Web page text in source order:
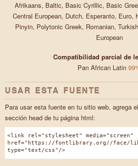
Afrikaans, Baltic, Basic Cyrillic, Basic
Central European, Dutch, Esperanto, Euro,
Pinyin, Polytonic Greek, Romanian,
European
Compatibilidad parcial de
Pan African Latin
USAR ESTA FUENTE
Para usar esta fuente en tu sitio web, agrega
sección head de tu página html:
<link rel="stylesheet" media="screen"
href="https://fontlibrary.org//face/
type="text/css"/>